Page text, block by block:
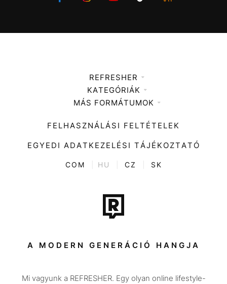
REFRESHER
Médiaajánlat
KATEGÓRIÁK
Zene
Divat
Kultúra
ENTR
Tech-Tudomány
Sport
Társadalom
Utazás
MÁS FORMÁTUMOK
FELHASZNÁLÁSI FELTÉTELEK
EGYEDI ADATKEZELÉSI TÁJÉKOZTATÓ
COM HU CZ SK
A MODERN GENERÁCIÓ HANGJA
Mi vagyunk a REFRESHER. Egy olyan online lifestyle-